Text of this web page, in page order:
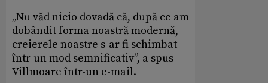
„Nu văd nicio dovadă că, după ce am
dobândit forma noastră modernă,
creierele noastre s-ar fi schimbat
într-un mod semnificativ”, a spus
Villmoare într-un e-mail.